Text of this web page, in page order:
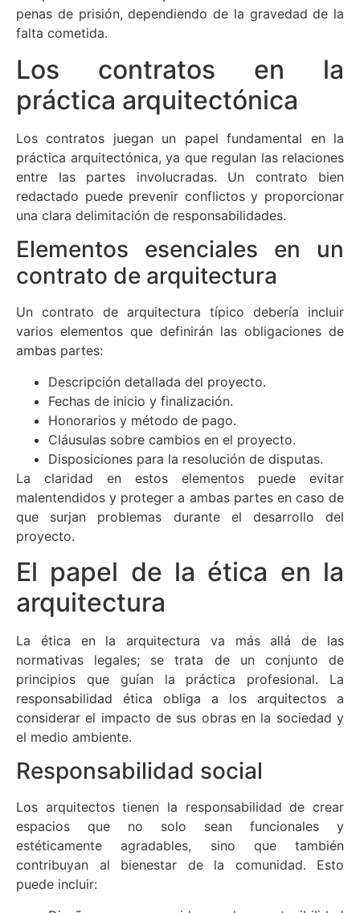
penas de prisión, dependiendo de la gravedad de la
falta cometida.
Los contratos en la
práctica arquitectónica
Los contratos juegan un papel fundamental en la
práctica arquitectónica, ya que regulan las relaciones
entre las partes involucradas. Un contrato bien
redactado puede prevenir conflictos y proporcionar
una clara delimitación de responsabilidades.
Elementos esenciales en un
contrato de arquitectura
Un contrato de arquitectura típico debería incluir
varios elementos que definirán las obligaciones de
ambas partes:
Descripción detallada del proyecto.
Fechas de inicio y finalización.
Honorarios y método de pago.
Cláusulas sobre cambios en el proyecto.
Disposiciones para la resolución de disputas.
La claridad en estos elementos puede evitar
malentendidos y proteger a ambas partes en caso de
que surjan problemas durante el desarrollo del
proyecto.
El papel de la ética en la
arquitectura
La ética en la arquitectura va más allá de las
normativas legales; se trata de un conjunto de
principios que guían la práctica profesional. La
responsabilidad ética obliga a los arquitectos a
considerar el impacto de sus obras en la sociedad y
el medio ambiente.
Responsabilidad social
Los arquitectos tienen la responsabilidad de crear
espacios que no solo sean funcionales y
estéticamente agradables, sino que también
contribuyan al bienestar de la comunidad. Esto
puede incluir: